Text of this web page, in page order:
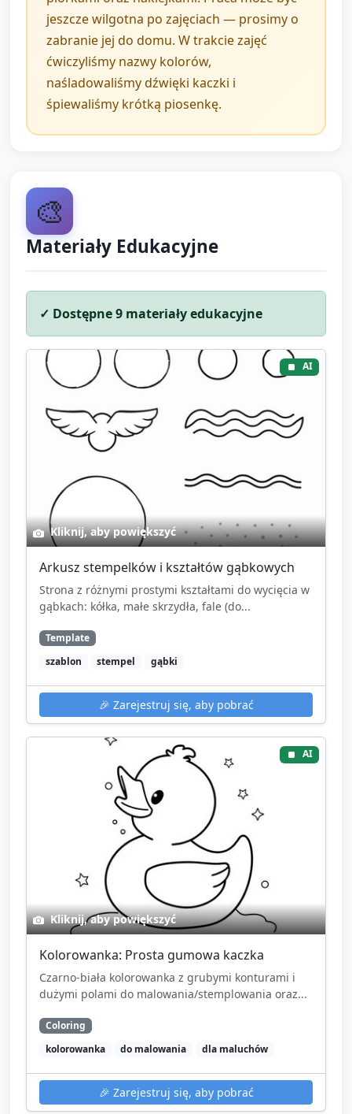
jeszcze wilgotna po zajęciach — prosimy o
zabranie jej do domu. W trakcie zajęć
ćwiczyliśmy nazwy kolorów,
naśladowaliśmy dźwięki kaczki i
śpiewaliśmy krótką piosenkę.
🎨
Materiały Edukacyjne
✓ Dostępne9 materiały edukacyjne
AI
Kliknij, aby powiększyć
Arkusz stempelków i kształtów gąbkowych
Strona z różnymi prostymi kształtami do wycięcia w
gąbkach: kółka, małe skrzydła, fale (do...
Template
szablon
stempel gąbki
🎉 Zarejestruj się, aby pobrać
AI
Kliknij, aby powiększyć
Kolorowanka: Prosta gumowa kaczka
Czarno-biała kolorowanka z grubymi konturami i
dużymi polami do malowania/stemplowania oraz...
Coloring
kolorowanka
do malowania dla maluchów
🎉 Zarejestruj się, aby pobrać